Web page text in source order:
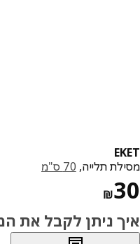
תלייה,70 ס"מ
₪מחיר ₪ 30
ניתן לקבל את